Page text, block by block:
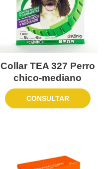
Collar TEA 327 Perro
chico-mediano
CONSULTAR